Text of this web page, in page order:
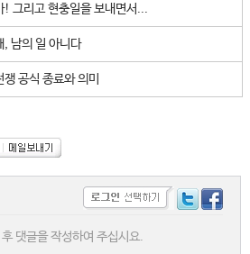
! 그리고 현충일을 보내면서...
, 남의 일 아니다
공식 종료와 의미
댓글을 작성하여 주십시요.